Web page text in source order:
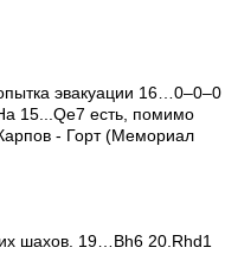
эвакуации 16…0–0–0
15...Qe7 есть, помимо
- Горт (Мемориал
шахов. 19…Bh6 20.Rhd1